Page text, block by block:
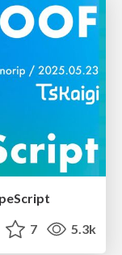
7 5.3k